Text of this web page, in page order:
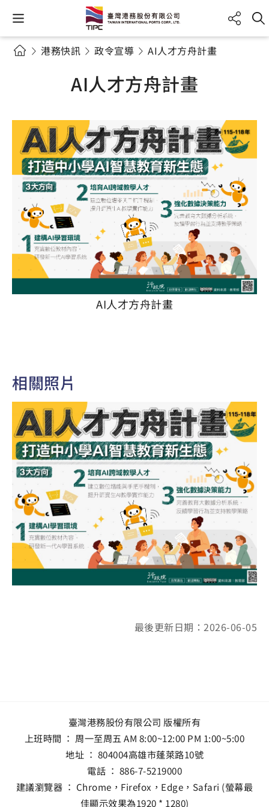
港務快訊 政令宣導 AI人才方舟計畫
AI人才方舟計畫
AI人才方舟計畫
相關照片
最後更新日期：2026-06-05
臺灣港務股份有限公司 版權所有
上班時間 ： 周一至周五 AM 8:00~12:00 PM 1:00~5:00
地址 ： 804004高雄市蓬萊路10號
電話 ： 886-7-5219000
建議瀏覽器 ： Chrome，Firefox，Edge，Safari (螢幕最
佳顯示效果為1920 * 1280)